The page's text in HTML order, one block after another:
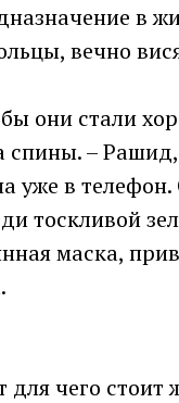
в
вечно
они стали
спины. –
уже в
тоскливой
маска,
для чего стоит